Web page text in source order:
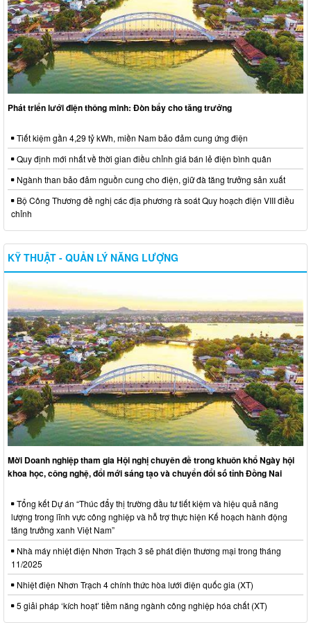
Phát triển lưới điện thông minh: Đòn bẩy cho tăng trưởng
Tiết kiệm gần 4,29 tỷ kWh, miền Nam bảo đảm cung ứng điện
Quy định mới nhất về thời gian điều chỉnh giá bán lẻ điện bình quân
Ngành than bảo đảm nguồn cung cho điện, giữ đà tăng trưởng sản xuất
Bộ Công Thương đề nghị các địa phương rà soát Quy hoạch điện VIII điều
chỉnh
KỸ THUẬT - QUẢN LÝ NĂNG LƯỢNG
Mời Doanh nghiệp tham gia Hội nghị chuyên đề trong khuôn khổ Ngày hội
khoa học, công nghệ, đổi mới sáng tạo và chuyển đổi số tỉnh Đồng Nai
Tổng kết Dự án “Thúc đẩy thị trường đầu tư tiết kiệm và hiệu quả năng
lượng trong lĩnh vực công nghiệp và hỗ trợ thực hiện Kế hoạch hành động
tăng trưởng xanh Việt Nam”
Nhà máy nhiệt điện Nhơn Trạch 3 sẽ phát điện thương mại trong tháng
11/2025
Nhiệt điện Nhơn Trạch 4 chính thức hòa lưới điện quốc gia (XT)
5 giải pháp ‘kích hoạt’ tiềm năng ngành công nghiệp hóa chất (XT)